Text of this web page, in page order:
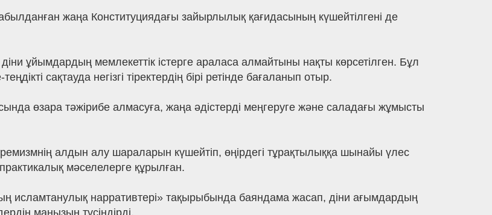
жаңа Конституциядағы зайырлылық қағидасының күшейтілгені де
діни ұйымдардың мемлекеттік істерге араласа алмайтыны нақты көрсетілген. Бұл
сақтауда негізгі тіректердің бірі ретінде бағаланып отыр.
өзара тәжірибе алмасуға, жаңа әдістерді меңгеруге және саладағы жұмысты
алдын алу шараларын күшейтіп, өңірдегі тұрақтылыққа шынайы үлес
мәселелерге құрылған.
исламтанулық нарративтері» тақырыбында баяндама жасап, діни ағымдардың